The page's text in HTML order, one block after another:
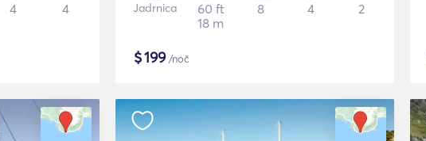
4 4 Jadrnica
60 ft
18 m
8 4 2
$199/noč